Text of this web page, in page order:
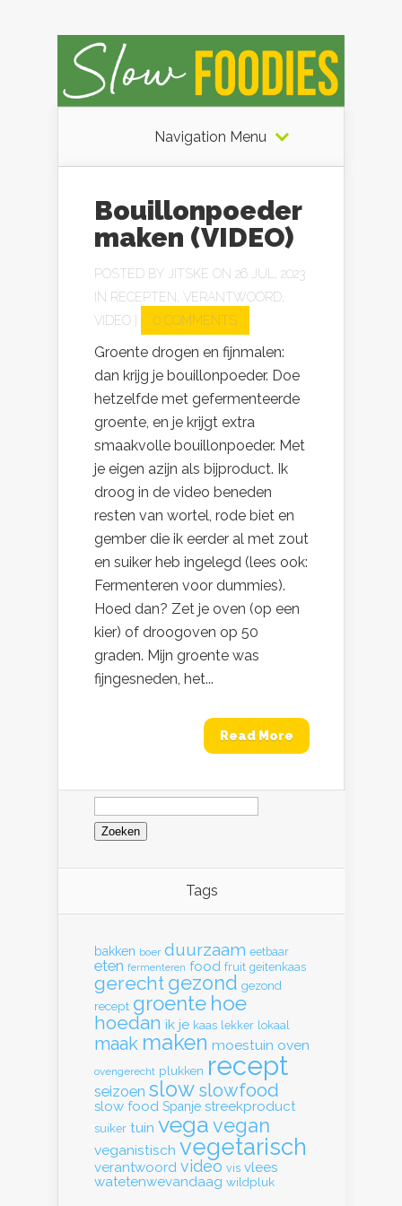
Navigation Menu
Bouillonpoeder
maken (VIDEO)
POSTED BY JITSKE ON 26 JUL, 2023
IN RECEPTEN, VERANTWOORD,
VIDEO
0 COMMENTS
Groente drogen en fijnmalen:
dan krijg je bouillonpoeder. Doe
hetzelfde met gefermenteerde
groente, en je krijgt extra
smaakvolle bouillonpoeder. Met
je eigen azijn als bijproduct. Ik
droog in de video beneden
resten van wortel, rode biet en
gember die ik eerder al met zout
en suiker heb ingelegd (lees ook:
Fermenteren voor dummies).
Hoed dan? Zet je oven (op een
kier) of droogoven op 50
graden. Mijn groente was
fijngesneden, het...
Read More
Zoeken
naar:
Tags
bakken boer duurzaam eetbaar
eten fermenteren food fruit geitenkaas
gerecht gezond gezond
recept groente hoe
hoedan ik je kaas lekker lokaal
maak maken moestuin oven
ovengerecht plukken recept
seizoen slow slowfood
slow food Spanje streekproduct
suiker tuin vega vegan
veganistisch vegetarisch
verantwoord video vis vlees
watetenwevandaag wildpluk